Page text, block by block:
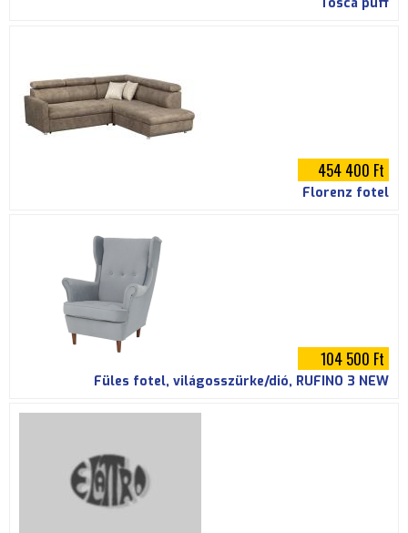
454 400 Ft
Florenz fotel
104 500 Ft
Füles fotel, világosszürke/dió, RUFINO 3 NEW